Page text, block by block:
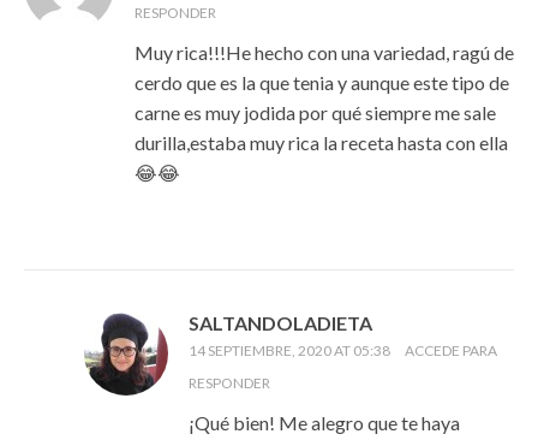
RESPONDER
Muy rica!!!He hecho con una variedad, ragú de
cerdo que es la que tenia y aunque este tipo de
carne es muy jodida por qué siempre me sale
durilla,estaba muy rica la receta hasta con ella
😂😂
SALTANDOLADIETA
14 SEPTIEMBRE, 2020 AT 05:38
ACCEDE PARA
RESPONDER
¡Qué bien! Me alegro que te haya